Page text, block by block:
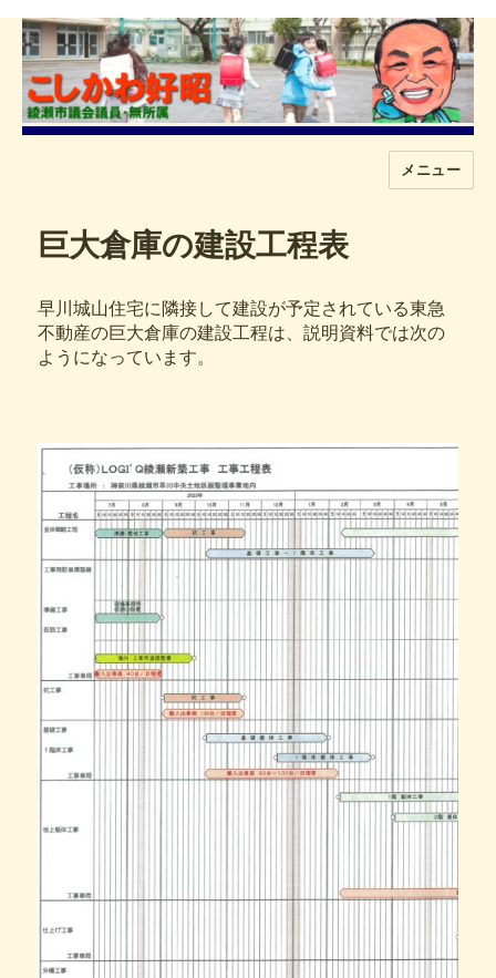
メニュー
巨大倉庫の建設工程表
早川城山住宅に隣接して建設が予定されている東急
不動産の巨大倉庫の建設工程は、説明資料では次の
ようになっています。